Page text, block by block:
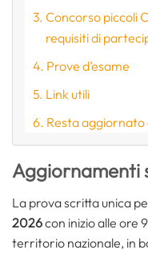
Concorso piccoli
requisiti di
Prove d’esame
Link utili
Resta
Aggiornamenti
La prova scritta unica
2026con inizio alle ore
territorio nazionale, in